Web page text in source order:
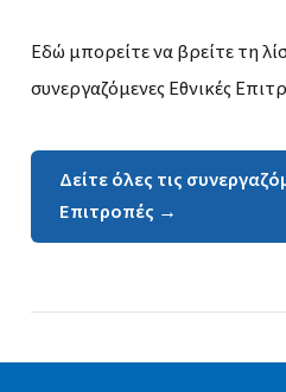
Εδώ μπορείτε να βρείτε τη
συνεργαζόμενες Εθνικές
Δείτε όλες τις
Επιτροπές →